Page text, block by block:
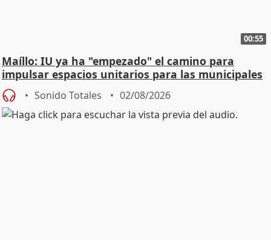
00:55
Maíllo: IU ya ha "empezado" el camino para
impulsar espacios unitarios para las municipales
Sonido Totales 02/08/2026